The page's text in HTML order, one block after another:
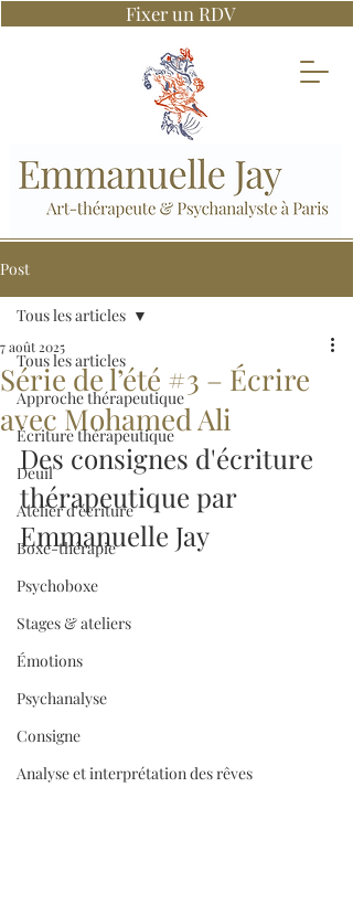
Fixer un RDV
Post
Tous les articles
Approche thérapeutique
Écriture thérapeutique
Deuil
Atelier d'écriture
Boxe-thérapie
Psychoboxe
Stages & ateliers
Émotions
Psychanalyse
Consigne
Analyse et interprétation des rêves
Tous les articles
Série de l’été #3 – Écrire
avec Mohamed Ali
7 août 2025
Des consignes d'écriture
thérapeutique par
Emmanuelle Jay